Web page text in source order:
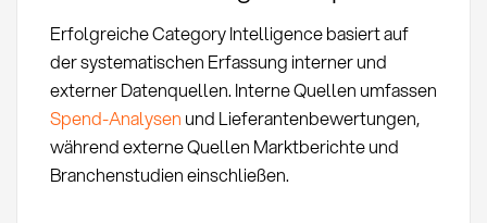
Erfolgreiche Category Intelligence basiert auf
der systematischen Erfassung interner und
externer Datenquellen. Interne Quellen umfassen
Spend-Analysen und Lieferantenbewertungen,
während externe Quellen Marktberichte und
Branchenstudien einschließen.